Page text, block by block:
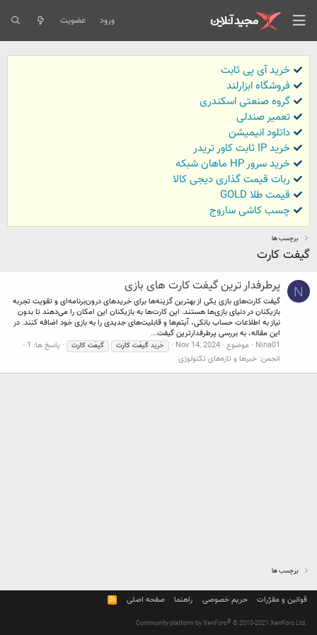
ورود عضویت
خرید آی پی ثابت
فروشگاه ابزارلند
گروه صنعتی اسکندری
تعمیر صندلی
داتلود انیمیشن
خرید IP ثابت کاور تریدر
خرید سرور HP ماهان شبکه
ربات قیمت گذاری دیجی کالا
قیمت طلا GOLD
چسب کاشی ساروج
برچسب ها
گیفت کارت
N پرطرفدار ترین گیفت کارت های بازی
گیفت کارت‌های بازی یکی از بهترین گزینه‌ها برای خریدهای درون‌برنامه‌ای و تقویت تجربه
بازیکنان در دنیای بازی‌ها هستند. این کارت‌ها به بازیکنان این امکان را می‌دهند تا بدون
نیاز به اطلاعات حساب بانکی، آیتم‌ها و قابلیت‌های جدیدی را به بازی خود اضافه کنند. در
این مقاله، به بررسی پرطرفدارترین گیفت...
Nina01
موضوع Nov 14, 2024 خرید گیفت کارت گیفت کارت
پاسخ ها: 1
انجمن: خبرها و تازه‌های تکنولوژی
برچسب ها
قوانین و مقرّرات حریم خصوصی راهنما صفحه اصلی
R
S
Community platform by XenForo® © 2010-2021 XenForo Ltd.